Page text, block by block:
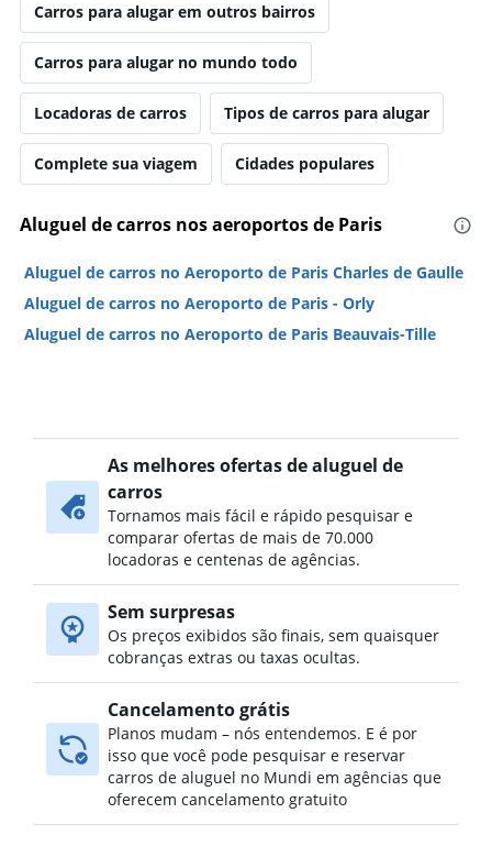
Carros para alugar em outros bairros
Carros para alugar no mundo todo
Locadoras de carros Tipos de carros para alugar
Complete sua viagem Cidades populares
Aluguel de carros nos aeroportos de Paris
Aluguel de carros no Aeroporto de Paris Charles de Gaulle
Aluguel de carros no Aeroporto de Paris - Orly
Aluguel de carros no Aeroporto de Paris Beauvais-Tille
As melhores ofertas de aluguel de
carros
Tornamos mais fácil e rápido pesquisar e
comparar ofertas de mais de 70.000
locadoras e centenas de agências.
Sem surpresas
Os preços exibidos são finais, sem quaisquer
cobranças extras ou taxas ocultas.
Cancelamento grátis
Planos mudam – nós entendemos. E é por
isso que você pode pesquisar e reservar
carros de aluguel no Mundi em agências que
oferecem cancelamento gratuito